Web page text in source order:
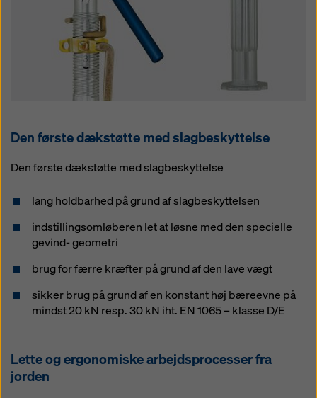
Den første dækstøtte med slagbeskyttelse
Den første dækstøtte med slagbeskyttelse
lang holdbarhed på grund af slagbeskyttelsen
indstillingsomløberen let at løsne med den specielle
gevind- geometri
brug for færre kræfter på grund af den lave vægt
sikker brug på grund af en konstant høj bæreevne på
mindst 20 kN resp. 30 kN iht. EN 1065 – klasse D/E
Lette og ergonomiske arbejdsprocesser fra
jorden